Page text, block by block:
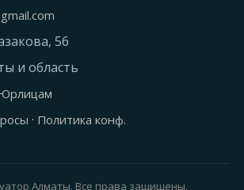
56
и область
· Политика конф.
Алматы. Все права защищены.